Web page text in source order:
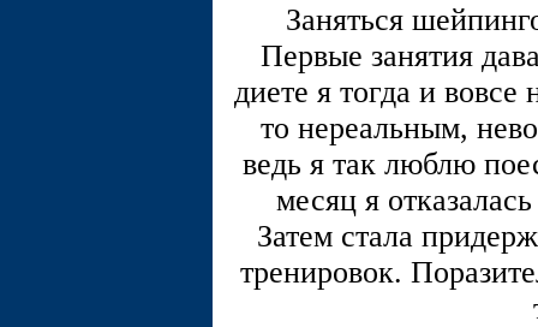
Заняться
Первые занятия
диете я тогда и
то нереальным,
ведь я так люблю
месяц я
Затем стала
тренировок.